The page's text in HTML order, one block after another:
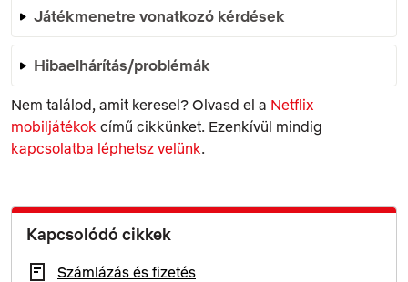
Játékmenetre vonatkozó kérdések
Hibaelhárítás/problémák
Nem találod, amit keresel? Olvasd el a Netflix
mobiljátékok című cikkünket. Ezenkívül mindig
kapcsolatba léphetsz velünk.
Kapcsolódó cikkek
Számlázás és fizetés